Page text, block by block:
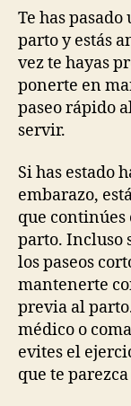
Te has
parto y estás
vez te hayas
ponerte en
paseo rápido
servir.
Si has estado
embarazo,
que continúes
parto. Incluso
los paseos
mantenerte
previa al
médico o
evites el
que te